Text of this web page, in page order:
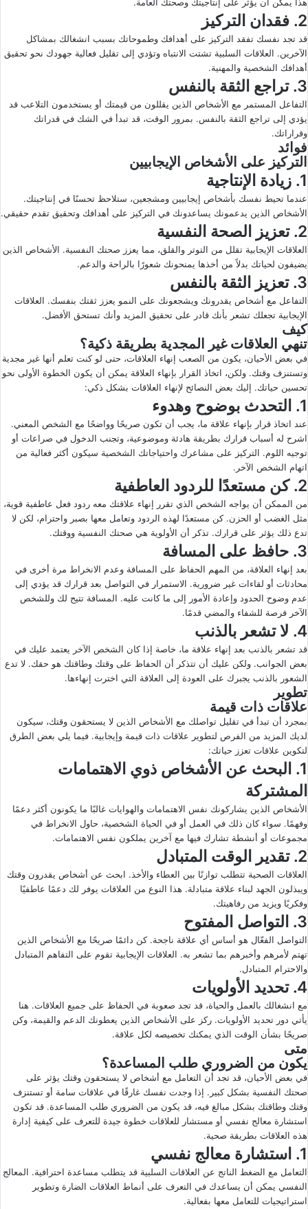
2. فقدان التركيز
قد تجد نفسك تفقد التركيز على أهدافك وطموحاتك بسبب انشغالك بمشاكل
الآخرين. العلاقات السلبية تشتت الانتباه وتؤدي إلى تقليل فعالية جهودك نحو تحقيق
أهدافك الشخصية والمهنية.
3. تراجع الثقة بالنفس
التفاعل المستمر مع الأشخاص الذين يقللون من قيمتك أو يستخدمون التلاعب قد
يؤدي إلى تراجع الثقة بالنفس. بمرور الوقت، قد تبدأ في الشك في قدراتك
وقراراتك.
فوائد
التركيز على الأشخاص الإيجابيين
1. زيادة الإنتاجية
عندما تحيط نفسك بأشخاص إيجابيين ومشجعين، ستلاحظ تحسنًا في إنتاجيتك.
الأشخاص الذين يدعمونك يساعدونك في التركيز على أهدافك وتحقيق تقدم حقيقي.
2. تعزيز الصحة النفسية
العلاقات الإيجابية تقلل من التوتر والقلق، مما يعزز صحتك النفسية. الأشخاص الذين
يضيفون لحياتك بدلاً من أخذها يمنحونك شعورًا بالراحة والدعم.
3. تعزيز الثقة بالنفس
التفاعل مع أشخاص يقدرونك ويشجعونك على النمو يعزز ثقتك بنفسك. العلاقات
الإيجابية تجعلك تشعر بأنك قادر على تحقيق المزيد وأنك تستحق الأفضل.
كيف
تنهي العلاقات غير المجدية بطريقة ذكية؟
في بعض الأحيان، يكون من الصعب إنهاء العلاقات، حتى لو كنت تعلم أنها غير مجدية
وتستنزف وقتك. ولكن، اتخاذ القرار بإنهاء العلاقة يمكن أن يكون الخطوة الأولى نحو
تحسين حياتك. إليك بعض النصائح لإنهاء العلاقات بشكل ذكي:
1. التحدث بوضوح وهدوء
عند اتخاذ قرار بإنهاء علاقة ما، يجب أن تكون صريحًا وواضحًا مع الشخص المعني.
اشرح له أسباب قرارك بطريقة هادئة وموضوعية، وتجنب الدخول في صراعات أو
توجيه اللوم. التركيز على مشاعرك واحتياجاتك الشخصية سيكون أكثر فعالية من
اتهام الشخص الآخر.
2. كن مستعدًا للردود العاطفية
من الممكن أن يواجه الشخص الذي تقرر إنهاء علاقتك معه ردود فعل عاطفية قوية،
مثل الغضب أو الحزن. كن مستعدًا لهذه الردود وتعامل معها بصبر واحترام، لكن لا
تدع ذلك يؤثر على قرارك. تذكر أن الأولوية هي صحتك النفسية ووقتك.
3. حافظ على المسافة
بعد إنهاء العلاقة، من المهم الحفاظ على المسافة وعدم الانخراط مرة أخرى في
محادثات أو لقاءات غير ضرورية. الاستمرار في التواصل بعد قرارك قد يؤدي إلى
عدم وضوح الحدود وإعادة الأمور إلى ما كانت عليه. المسافة تتيح لك وللشخص
الآخر فرصة للشفاء والمضي قدمًا.
4. لا تشعر بالذنب
قد تشعر بالذنب بعد إنهاء علاقة ما، خاصة إذا كان الشخص الآخر يعتمد عليك في
بعض الجوانب. ولكن عليك أن تتذكر أن الحفاظ على وقتك وطاقتك هو حقك. لا تدع
الشعور بالذنب يجبرك على العودة إلى العلاقة التي اخترت إنهاءها.
تطوير
علاقات ذات قيمة
بمجرد أن تبدأ في تقليل تواصلك مع الأشخاص الذين لا يستحقون وقتك، سيكون
لديك المزيد من الفرص لتطوير علاقات ذات قيمة وإيجابية. فيما يلي بعض الطرق
لتكوين علاقات تعزز حياتك:
1. البحث عن الأشخاص ذوي الاهتمامات
المشتركة
الأشخاص الذين يشاركونك نفس الاهتمامات والهوايات غالبًا ما يكونون أكثر دعمًا
وفهمًا. سواء كان ذلك في العمل أو في الحياة الشخصية، حاول الانخراط في
مجموعات أو أنشطة تشارك فيها مع آخرين يملكون نفس الاهتمامات.
2. تقدير الوقت المتبادل
العلاقات الصحية تتطلب توازنًا بين العطاء والأخذ. ابحث عن أشخاص يقدرون وقتك
ويبذلون الجهد لبناء علاقة متبادلة. هذا النوع من العلاقات يوفر لك دعمًا عاطفيًا
وفكريًا ويزيد من رفاهيتك.
3. التواصل المفتوح
التواصل الفعّال هو أساس أي علاقة ناجحة. كن دائمًا صريحًا مع الأشخاص الذين
تهتم لأمرهم وأخبرهم بما تشعر به. العلاقات الإيجابية تقوم على التفاهم المتبادل
والاحترام المتبادل.
4. تحديد الأولويات
مع انشغالك بالعمل والحياة، قد تجد صعوبة في الحفاظ على جميع العلاقات. هنا
يأتي دور تحديد الأولويات. ركز على الأشخاص الذين يعطونك الدعم والقيمة، وكن
صريحًا بشأن الوقت الذي يمكنك تخصيصه لكل علاقة.
متى
يكون من الضروري طلب المساعدة؟
في بعض الأحيان، قد تجد أن التعامل مع أشخاص لا يستحقون وقتك يؤثر على
صحتك النفسية بشكل كبير. إذا وجدت نفسك غارقًا في علاقات سامة أو تستنزف
وقتك وطاقتك بشكل مبالغ فيه، قد يكون من الضروري طلب المساعدة. قد تكون
استشارة معالج نفسي أو مستشار للعلاقات خطوة جيدة للتعرف على كيفية إدارة
هذه العلاقات بطريقة صحية.
1. استشارة معالج نفسي
التعامل مع الضغط الناتج عن العلاقات السلبية قد يتطلب مساعدة احترافية. المعالج
النفسي يمكن أن يساعدك في التعرف على أنماط العلاقات الضارة وتطوير
استراتيجيات للتعامل معها بفعالية.